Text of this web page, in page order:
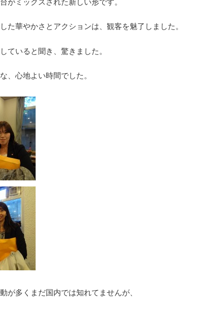
た華やかさとアクションは、観客を魅了しました。
ていると聞き、驚きました。
、心地よい時間でした。
が多くまだ国内では知れてませんが、